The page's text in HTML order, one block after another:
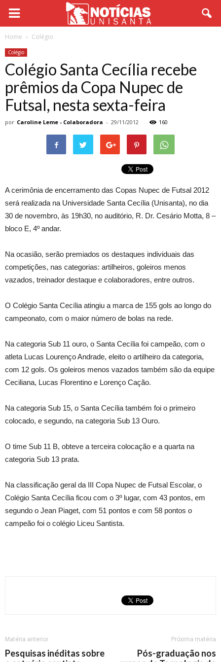
Home Colégio
Colégio
Colégio Santa Cecília recebe
prêmios da Copa Nupec de
Futsal, nesta sexta-feira
por Caroline Leme - Colaboradora - 29/11/2012 160
A cerimônia de encerramento das Copas Nupec de Futsal 2012
será realizada na Universidade Santa Cecília (Unisanta), no dia
30 de novembro, às 19h30, no auditório, R. Dr. Cesário Motta, 8 –
bloco E, 4º andar.
Na ocasião, serão premiados os destaques individuais das
competições, nas categorias: artilheiros, goleiros menos
vazados, treinador destaque e colaboradores, entre outros.
O Colégio Santa Cecília atingiu a marca de 155 gols ao longo do
campeonato, com o maior número de bolas na rede.
Na categoria Sub 11 ouro, o Santa Cecília foi campeão, com o
atleta Lucas Lourenço Andrade, eleito o artilheiro da categoria,
com 12 gols. Os goleiros menos vazados também são da equipe
Ceciliana, Lucas Florentino e Lorenço Cação.
Na categoria Sub 15, o Santa Cecília também foi o primeiro
colocado, e segundo, na categoria Sub 13 Ouro.
O time Sub 11 B, obteve a terceira colocação e a quarta na
categoria Sub 13 prata.
Na classificação geral da III Copa Nupec de Futsal Escolar, o
Colégio Santa Cecília ficou com o 3º lugar, com 43 pontos, em
segundo o Jean Piaget, com 51 pontos e com 58 pontos o
campeão foi o colégio Liceu Santista.
Matéria anterior
Pesquisas inéditas sobre
Próxima matéria
Pós-graduação nos